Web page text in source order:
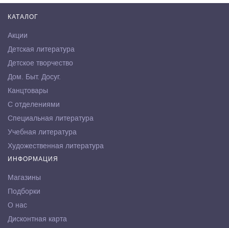
КАТАЛОГ
Акции
Детская литература
Детское творчество
Дом. Быт. Досуг.
Канцтовары
С отделениями
Специальная литература
Учебная литература
Художественная литература
ИНФОРМАЦИЯ
Магазины
Подборки
О нас
Дисконтная карта